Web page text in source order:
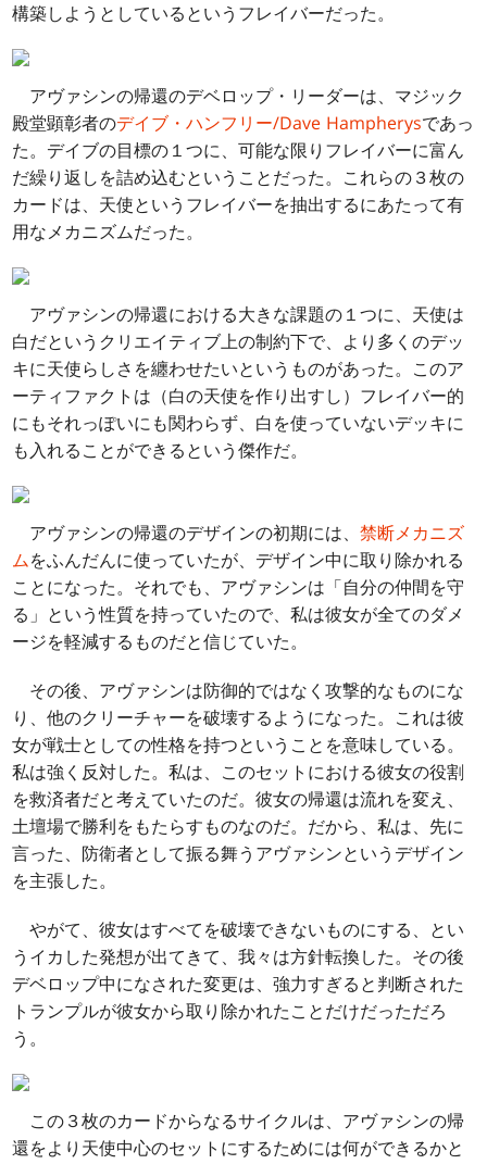
構築しようとしているというフレイバーだった。
アヴァシンの帰還のデベロップ・リーダーは、マジック
殿堂顕彰者のデイブ・ハンフリー/Dave Hampherysであっ
た。デイブの目標の１つに、可能な限りフレイバーに富ん
だ繰り返しを詰め込むということだった。これらの３枚の
カードは、天使というフレイバーを抽出するにあたって有
用なメカニズムだった。
アヴァシンの帰還における大きな課題の１つに、天使は
白だというクリエイティブ上の制約下で、より多くのデッ
キに天使らしさを纏わせたいというものがあった。このア
ーティファクトは（白の天使を作り出すし）フレイバー的
にもそれっぽいにも関わらず、白を使っていないデッキに
も入れることができるという傑作だ。
アヴァシンの帰還のデザインの初期には、禁断メカニズ
ムをふんだんに使っていたが、デザイン中に取り除かれる
ことになった。それでも、アヴァシンは「自分の仲間を守
る」という性質を持っていたので、私は彼女が全てのダメ
ージを軽減するものだと信じていた。
その後、アヴァシンは防御的ではなく攻撃的なものにな
り、他のクリーチャーを破壊するようになった。これは彼
女が戦士としての性格を持つということを意味している。
私は強く反対した。私は、このセットにおける彼女の役割
を救済者だと考えていたのだ。彼女の帰還は流れを変え、
土壇場で勝利をもたらすものなのだ。だから、私は、先に
言った、防衛者として振る舞うアヴァシンというデザイン
を主張した。
やがて、彼女はすべてを破壊できないものにする、とい
うイカした発想が出てきて、我々は方針転換した。その後
デベロップ中になされた変更は、強力すぎると判断された
トランプルが彼女から取り除かれたことだけだっただろ
う。
この３枚のカードからなるサイクルは、アヴァシンの帰
還をより天使中心のセットにするためには何ができるかと